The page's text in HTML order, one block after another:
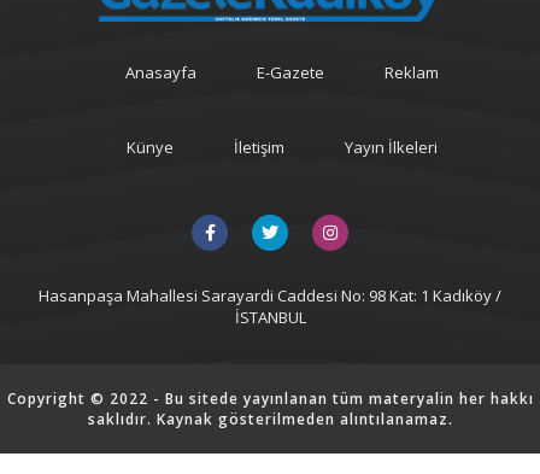
Anasayfa E-Gazete Reklam
Künye İletişim Yayın İlkeleri
Hasanpaşa Mahallesi Sarayardi Caddesi No: 98 Kat: 1 Kadıköy /
İSTANBUL
Copyright © 2022 - Bu sitede yayınlanan tüm materyalin her hakkı
saklıdır. Kaynak gösterilmeden alıntılanamaz.